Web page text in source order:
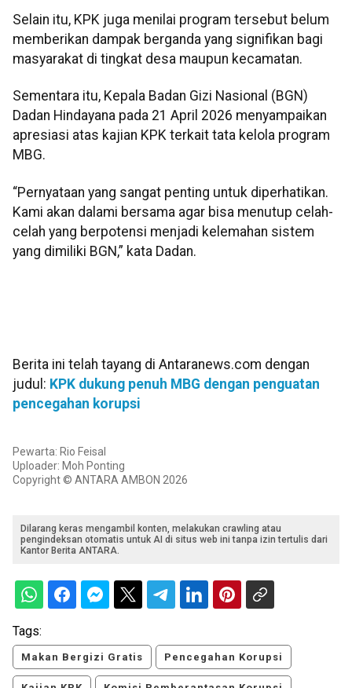
Selain itu, KPK juga menilai program tersebut belum
memberikan dampak berganda yang signifikan bagi
masyarakat di tingkat desa maupun kecamatan.
Sementara itu, Kepala Badan Gizi Nasional (BGN)
Dadan Hindayana pada 21 April 2026 menyampaikan
apresiasi atas kajian KPK terkait tata kelola program
MBG.
“Pernyataan yang sangat penting untuk diperhatikan.
Kami akan dalami bersama agar bisa menutup celah-
celah yang berpotensi menjadi kelemahan sistem
yang dimiliki BGN,” kata Dadan.
Berita ini telah tayang di Antaranews.com dengan
judul: KPK dukung penuh MBG dengan penguatan
pencegahan korupsi
Pewarta: Rio Feisal
Uploader: Moh Ponting
Copyright © ANTARA AMBON 2026
Dilarang keras mengambil konten, melakukan crawling atau
pengindeksan otomatis untuk AI di situs web ini tanpa izin tertulis dari
Kantor Berita ANTARA.
Tags:
Makan Bergizi Gratis Pencegahan Korupsi